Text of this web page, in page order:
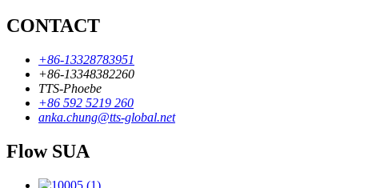
CONTACT
+86-13328783951
+86-13348382260
TTS-Phoebe
+86 592 5219 260
anka.chung@tts-global.net
Flow SUA